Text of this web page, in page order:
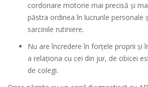
cordonare motorie mai precisă și
păstra ordinea în lucrurile personale
sarcinile rutiniere.
Nu are încredere în forțele proprii și
a relaționa cu cei din jur, de obicei
de colegi.